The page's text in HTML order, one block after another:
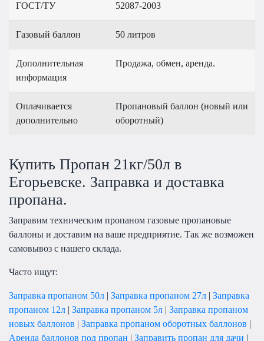
ГОСТ/ТУ 52087-2003
Газовый баллон 50 литров
Дополнительная
информация
Продажа, обмен, аренда.
Оплачивается
дополнительно
Пропановый баллон (новый или
оборотный)
Купить Пропан 21кг/50л в
Егорьевске. Заправка и доставка
пропана.
Заправим техническим пропаном газовые пропановые
баллоны и доставим на ваше предприятие. Так же возможен
самовывоз с нашего склада.
Часто ищут:
Заправка пропаном 50л | Заправка пропаном 27л | Заправка
пропаном 12л | Заправка пропаном 5л | Заправка пропаном
новых баллонов | Заправка пропаном оборотных баллонов |
Аренда баллонов под пропан | Заправить пропан для дачи |